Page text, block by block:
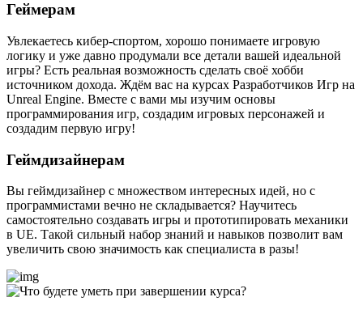
Геймерам
Увлекаетесь кибер-спортом, хорошо понимаете игровую
логику и уже давно продумали все детали вашей идеальной
игры? Есть реальная возможность сделать своё хобби
источником дохода. Ждём вас на курсах Разработчиков Игр на
Unreal Engine. Вместе с вами мы изучим основы
программирования игр, создадим игровых персонажей и
создадим первую игру!
Геймдизайнерам
Вы геймдизайнер с множеством интересных идей, но с
программистами вечно не складывается? Научитесь
самостоятельно создавать игры и прототипировать механики
в UE. Такой сильный набор знаний и навыков позволит вам
увеличить свою значимость как специалиста в разы!